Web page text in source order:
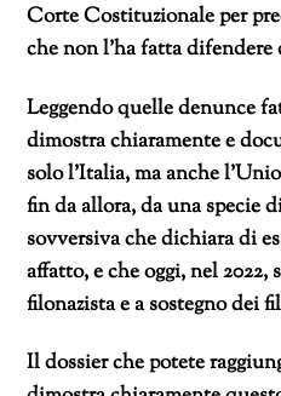
Corte Costituzionale per
che non l’ha fatta
Leggendo quelle denunce
dimostra chiaramente e
solo l’Italia, ma anche
fin da allora, da una specie
sovversiva che dichiara di
affatto, e che oggi, nel 2022,
filonazista e a sostegno dei
Il dossier che potete